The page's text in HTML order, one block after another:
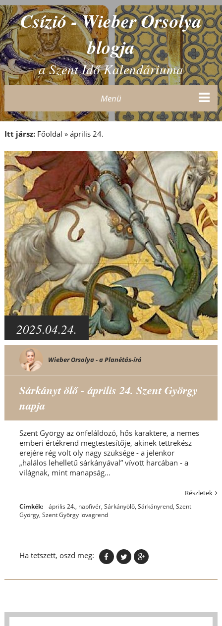
Csízió - Wieber Orsolya
blogja
a Szent Idő Kalendáriuma
Menü
Itt jársz: Főoldal » április 24.
2025.04.24.
Wieber Orsolya - a Planétás-író
Sárkányt ölő - április 24. Szent György
napja
Szent György az önfeláldozó, hős karaktere, a nemes
emberi értékrend megtestesítője, akinek tettrekész
erejére rég volt oly nagy szüksége - a jelenkor
„halálos lehelletű sárkányával” vívott harcában - a
világnak, mint manapság...
Részletek
Címkék: április 24., napfivér, Sárkányölő, Sárkányrend, Szent
György, Szent György lovagrend
Ha tetszett, oszd meg: